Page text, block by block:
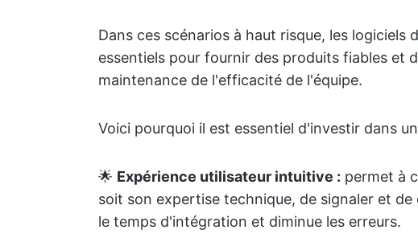
Dans ces scénarios à haut risque, les logiciels
essentiels pour fournir des produits fiables et
maintenance de l'efficacité de l'équipe.
Voici pourquoi il est essentiel d'investir dans
🌟 Expérience utilisateur intuitive : permet à
soit son expertise technique, de signaler et
le temps d'intégration et diminue les erreurs.